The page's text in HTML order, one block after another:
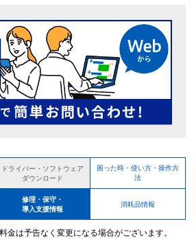
ドライバー・ソフトウェア
ダウンロード
困った時・使い方・操作方
法
修理・保守・
導入支援情報
消耗品情報
料金は予告なく変更になる場合がございます。